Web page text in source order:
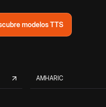
modelos TTS
AMHARIC